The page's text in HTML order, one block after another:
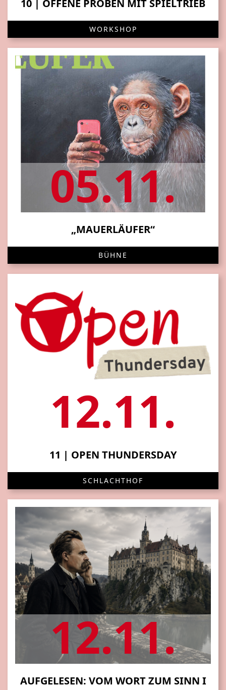
10 | OFFENE PROBEN MIT SPIELTRIEB
WORKSHOP
05.11.
„MAUERLÄUFER“
BÜHNE
12.11.
11 | OPEN THUNDERSDAY
SCHLACHTHOF
12.11.
AUFGELESEN: VOM WORT ZUM SINN I